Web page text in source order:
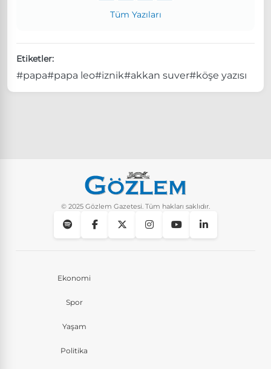
Tüm Yazıları
Etiketler:
#papa#papa leo#iznik#akkan suver#köşe yazısı
© 2025 Gözlem Gazetesi. Tüm hakları saklıdır.
Ekonomi
Spor
Yaşam
Politika